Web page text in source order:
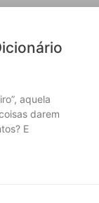
aquela
darem
E